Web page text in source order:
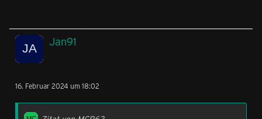
Jan91
16. Februar 2024 um 18:02